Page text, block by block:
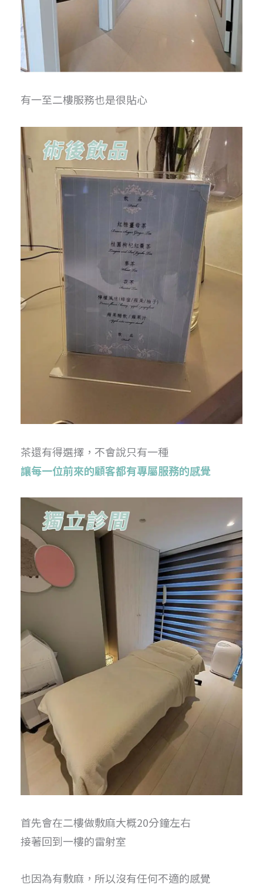
有一至二樓服務也是很貼心
茶還有得選擇，不會說只有一種
讓每一位前來的顧客都有專屬服務的感覺
首先會在二樓做敷麻大概20分鐘左右
接著回到一樓的雷射室
也因為有敷麻，所以沒有任何不適的感覺